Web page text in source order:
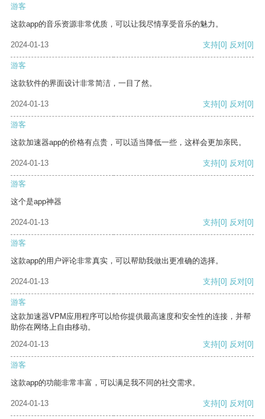
游客
这款app的音乐资源非常优质，可以让我尽情享受音乐的魅力。
2024-01-13 支持[0] 反对[0]
游客
这款软件的界面设计非常简洁，一目了然。
2024-01-13 支持[0] 反对[0]
游客
这款加速器app的价格有点贵，可以适当降低一些，这样会更加亲民。
2024-01-13 支持[0] 反对[0]
游客
这个是app神器
2024-01-13 支持[0] 反对[0]
游客
这款app的用户评论非常真实，可以帮助我做出更准确的选择。
2024-01-13 支持[0] 反对[0]
游客
这款加速器VPM应用程序可以给你提供最高速度和安全性的连接，并帮
助你在网络上自由移动。
2024-01-13
支持[0] 反对[0]
游客
这款app的功能非常丰富，可以满足我不同的社交需求。
2024-01-13 支持[0] 反对[0]